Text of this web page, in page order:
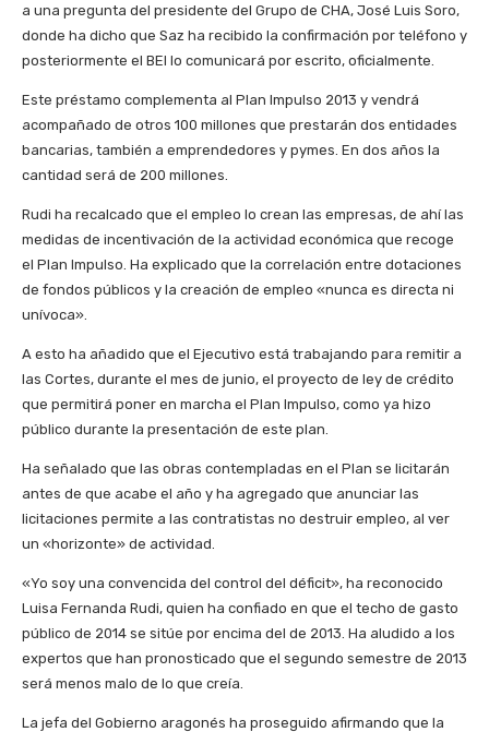
a una pregunta del presidente del Grupo de CHA, José Luis Soro,
donde ha dicho que Saz ha recibido la confirmación por teléfono y
posteriormente el BEI lo comunicará por escrito, oficialmente.
Este préstamo complementa al Plan Impulso 2013 y vendrá
acompañado de otros 100 millones que prestarán dos entidades
bancarias, también a emprendedores y pymes. En dos años la
cantidad será de 200 millones.
Rudi ha recalcado que el empleo lo crean las empresas, de ahí las
medidas de incentivación de la actividad económica que recoge
el Plan Impulso. Ha explicado que la correlación entre dotaciones
de fondos públicos y la creación de empleo «nunca es directa ni
unívoca».
A esto ha añadido que el Ejecutivo está trabajando para remitir a
las Cortes, durante el mes de junio, el proyecto de ley de crédito
que permitirá poner en marcha el Plan Impulso, como ya hizo
público durante la presentación de este plan.
Ha señalado que las obras contempladas en el Plan se licitarán
antes de que acabe el año y ha agregado que anunciar las
licitaciones permite a las contratistas no destruir empleo, al ver
un «horizonte» de actividad.
«Yo soy una convencida del control del déficit», ha reconocido
Luisa Fernanda Rudi, quien ha confiado en que el techo de gasto
público de 2014 se sitúe por encima del de 2013. Ha aludido a los
expertos que han pronosticado que el segundo semestre de 2013
será menos malo de lo que creía.
La jefa del Gobierno aragonés ha proseguido afirmando que la